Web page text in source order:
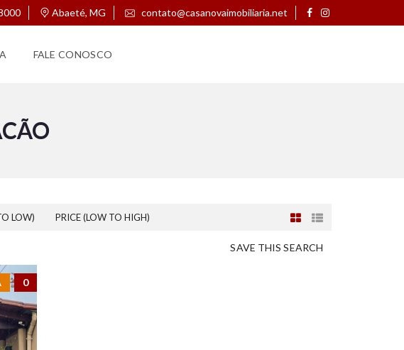
Abaeté, MG contato@casanovaimobiliaria.net
FALE CONOSCO
LOW) PRICE (LOW TO HIGH)
SAVE THIS SEARCH
0